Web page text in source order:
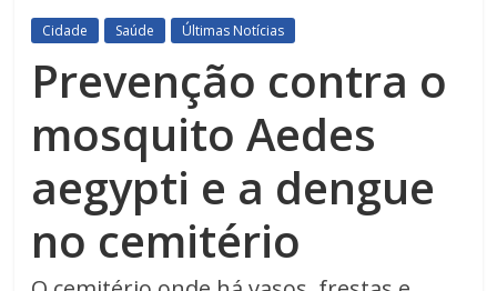
Cidade Saúde Últimas Notícias
Prevenção contra o
mosquito Aedes
aegypti e a dengue
no cemitério